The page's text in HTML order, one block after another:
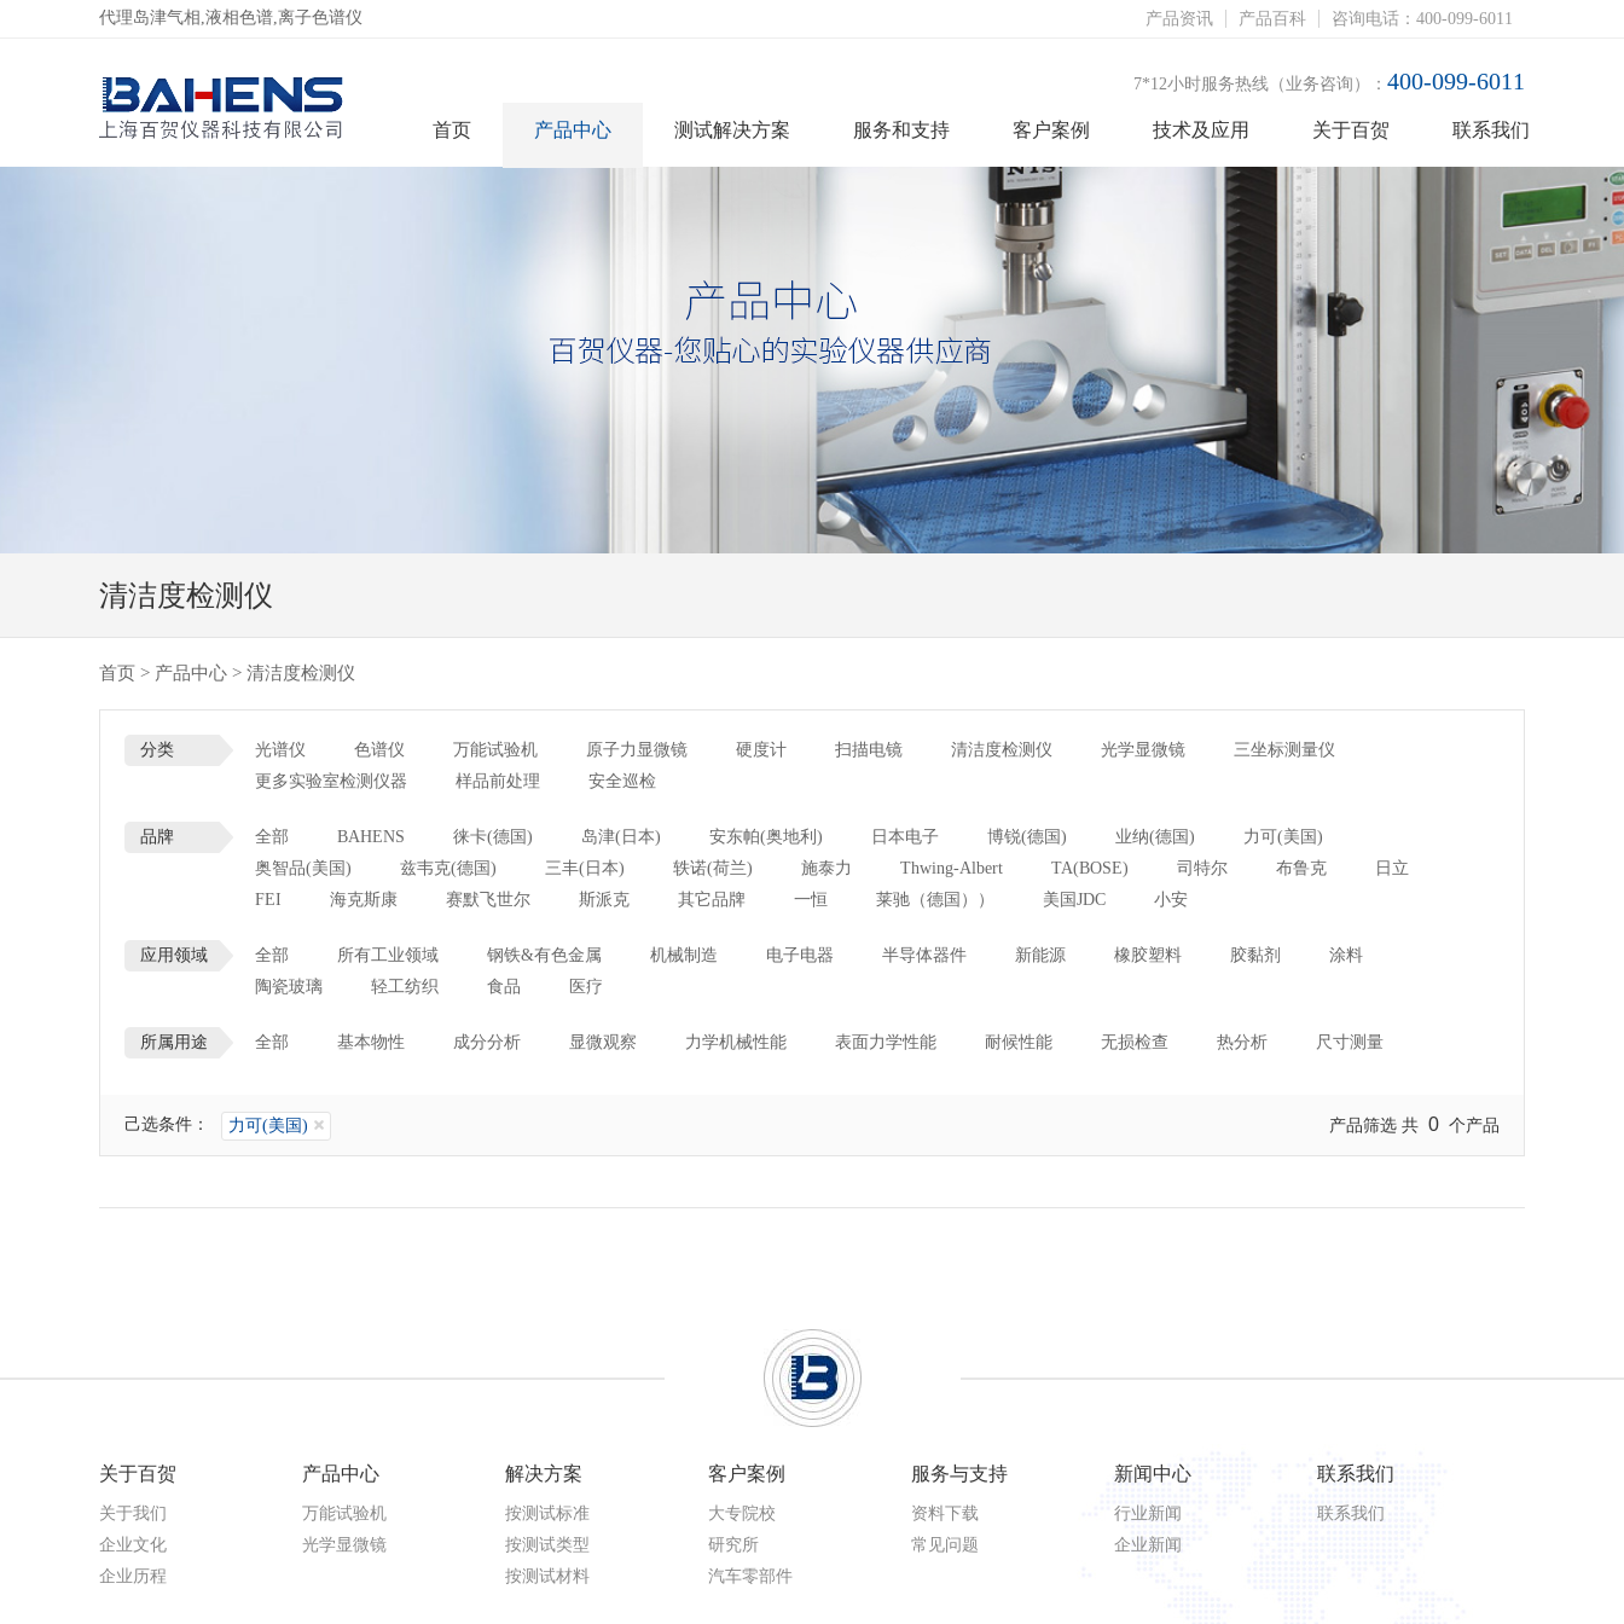
代理岛津气相,液相色谱,离子色谱仪 产品资讯 产品百科 咨询电话：400-099-6011
7*12小时服务热线（业务咨询）： 400-099-6011
首页 产品中心 测试解决方案 服务和支持 客户案例 技术及应用 关于百贺 联系我们
清洁度检测仪
首页 > 产品中心 > 清洁度检测仪
分类 光谱仪 色谱仪 万能试验机 原子力显微镜 硬度计 扫描电镜 清洁度检测仪 光学显微镜
三坐标测量仪
更多实验室检测仪器
样品前处理 安全巡检
品牌 全部 BAHENS 徕卡(德国) 岛津(日本) 安东帕(奥地利) 日本电子 博锐(德国) 业纳(德国)
力可(美国)
奥智品(美国)
兹韦克(德国) 三丰(日本) 轶诺(荷兰) 施泰力 Thwing-Albert TA(BOSE) 司特尔 布鲁克
日立
FEI
海克斯康 赛默飞世尔 斯派克 其它品牌 一恒 莱驰（德国）） 美国JDC 小安
应用领域 全部 所有工业领域 钢铁&有色金属 机械制造 电子电器 半导体器件 新能源 橡胶塑料 胶黏剂
涂料
陶瓷玻璃
轻工纺织 食品 医疗
所属用途 全部 基本物性 成分分析 显微观察 力学机械性能 表面力学性能 耐候性能 无损检查 热分析 尺寸测量
己选条件： 力可(美国) 产品筛选 共 0 个产品
关于百贺
关于我们
企业文化
企业历程
产品中心
万能试验机
光学显微镜
解决方案
按测试标准
按测试类型
按测试材料
客户案例
大专院校
研究所
汽车零部件
服务与支持
资料下载
常见问题
新闻中心
行业新闻
企业新闻
联系我们
联系我们